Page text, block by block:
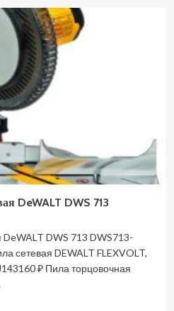
DeWALT DWS 713
DWS 713 DWS713-
сетевая DEWALT FLEXVOLT,
₽ Пила торцовочная